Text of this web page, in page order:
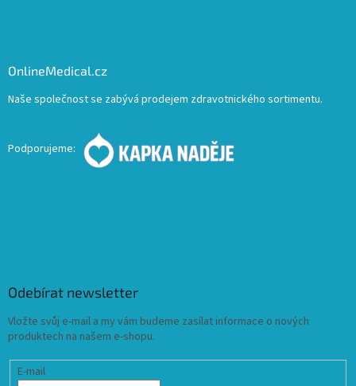
OnlineMedical.cz
Naše společnost se zabývá prodejem zdravotnického sortimentu.
Podporujeme:
Odebírat newsletter
Vložte svůj e-mail a my vám budeme zasílat informace o nových
produktech na našem e-shopu.
E-mail